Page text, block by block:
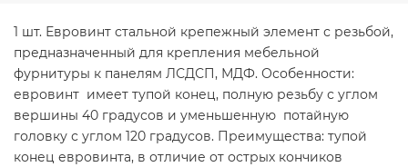
1 шт. Евровинт стальной крепежный элемент с резьбой,
предназначенный для крепления мебельной
фурнитуры к панелям ЛСДСП, МДФ. Особенности:
евровинт имеет тупой конец, полную резьбу с углом
вершины 40 градусов и уменьшенную потайную
головку с углом 120 градусов. Преимущества: тупой
конец евровинта, в отличие от острых кончиков